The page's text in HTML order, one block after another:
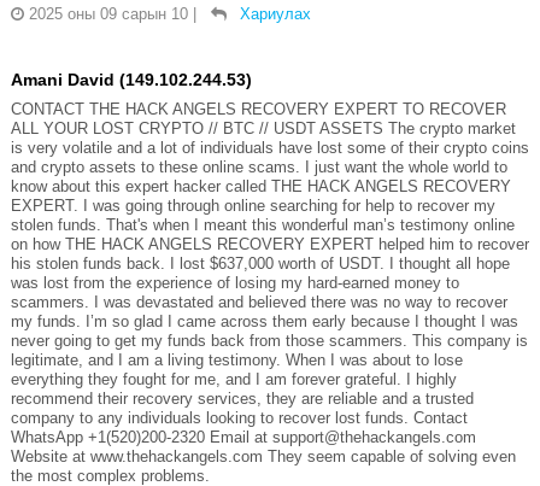
2025 оны 09 сарын 10
Хариулах
Amani David (149.102.244.53)
CONTACT THE HACK ANGELS RECOVERY EXPERT TO RECOVER
ALL YOUR LOST CRYPTO // BTC // USDT ASSETS The crypto market
is very volatile and a lot of individuals have lost some of their crypto coins
and crypto assets to these online scams. I just want the whole world to
know about this expert hacker called THE HACK ANGELS RECOVERY
EXPERT. I was going through online searching for help to recover my
stolen funds. That's when I meant this wonderful man’s testimony online
on how THE HACK ANGELS RECOVERY EXPERT helped him to recover
his stolen funds back. I lost $637,000 worth of USDT. I thought all hope
was lost from the experience of losing my hard-earned money to
scammers. I was devastated and believed there was no way to recover
my funds. I’m so glad I came across them early because I thought I was
never going to get my funds back from those scammers. This company is
legitimate, and I am a living testimony. When I was about to lose
everything they fought for me, and I am forever grateful. I highly
recommend their recovery services, they are reliable and a trusted
company to any individuals looking to recover lost funds. Contact
WhatsApp +1(520)200-2320 Email at support@thehackangels.com
Website at www.thehackangels.com They seem capable of solving even
the most complex problems.